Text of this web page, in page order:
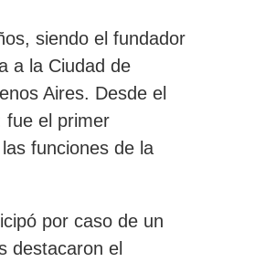
, siendo el fundador
a la Ciudad de
Aires. Desde el
fue el primer
funciones de la
por caso de un
destacaron el